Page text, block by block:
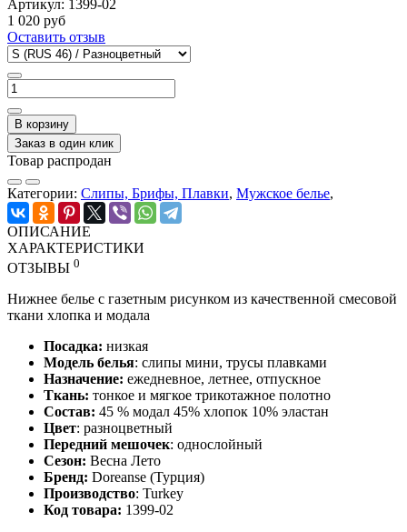
Артикул: 1399-02
1 020 руб
Оставить отзыв
В корзину
Заказ в один клик
Товар распродан
Категории: Слипы, Брифы, Плавки, Мужское белье,
ОПИСАНИЕ
ХАРАКТЕРИСТИКИ
ОТЗЫВЫ 0
Нижнее белье с газетным рисунком из качественной смесовой
ткани хлопка и модала
Посадка: низкая
Модель белья: слипы мини, трусы плавками
Назначение: ежедневное, летнее, отпускное
Ткань: тонкое и мягкое трикотажное полотно
Состав: 45 % модал 45% хлопок 10% эластан
Цвет: разноцветный
Передний мешочек: однослойный
Сезон: Весна Лето
Бренд: Doreanse (Турция)
Производство: Turkey
Код товара: 1399-02